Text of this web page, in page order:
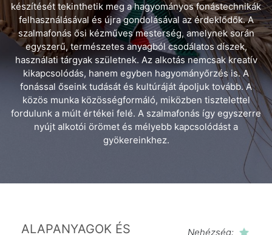
készítését tekinthetik meg a hagyományos fonástechnikák
felhasználásával és újra gondolásával az érdeklődők. A
szalmafonás ősi kézműves mesterség, amelynek során
egyszerű, természetes anyagból csodálatos díszek,
használati tárgyak születnek. Az alkotás nemcsak kreatív
kikapcsolódás, hanem egyben hagyományőrzés is. A
fonással őseink tudását és kultúráját ápoljuk tovább. A
közös munka közösségformáló, miközben tisztelettel
fordulunk a múlt értékei felé. A szalmafonás így egyszerre
nyújt alkotói örömet és mélyebb kapcsolódást a
gyökereinkhez.
ALAPANYAGOK ÉS
Nehézség: